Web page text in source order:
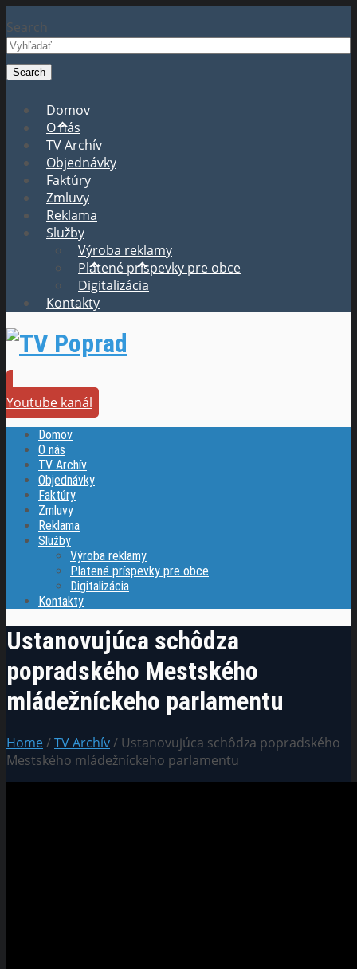
Search
Domov
O nás
TV Archív
Objednávky
Faktúry
Zmluvy
Reklama
Služby
Výroba reklamy
Platené príspevky pre obce
Digitalizácia
Kontakty
Youtube kanál
Domov
O nás
TV Archív
Objednávky
Faktúry
Zmluvy
Reklama
Služby
Výroba reklamy
Platené príspevky pre obce
Digitalizácia
Kontakty
Ustanovujúca schôdza
popradského Mestského
mládežníckeho parlamentu
Home/TV Archív/ Ustanovujúca schôdza popradského
Mestského mládežníckeho parlamentu